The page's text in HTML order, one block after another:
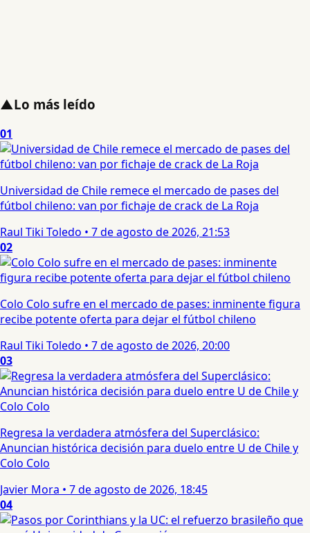
▲Lo más leído
01
Universidad de Chile remece el mercado de pases del
fútbol chileno: van por fichaje de crack de La Roja
Raul Tiki Toledo • 7 de agosto de 2026, 21:53
02
Colo Colo sufre en el mercado de pases: inminente figura
recibe potente oferta para dejar el fútbol chileno
Raul Tiki Toledo • 7 de agosto de 2026, 20:00
03
Regresa la verdadera atmósfera del Superclásico:
Anuncian histórica decisión para duelo entre U de Chile y
Colo Colo
Javier Mora • 7 de agosto de 2026, 18:45
04